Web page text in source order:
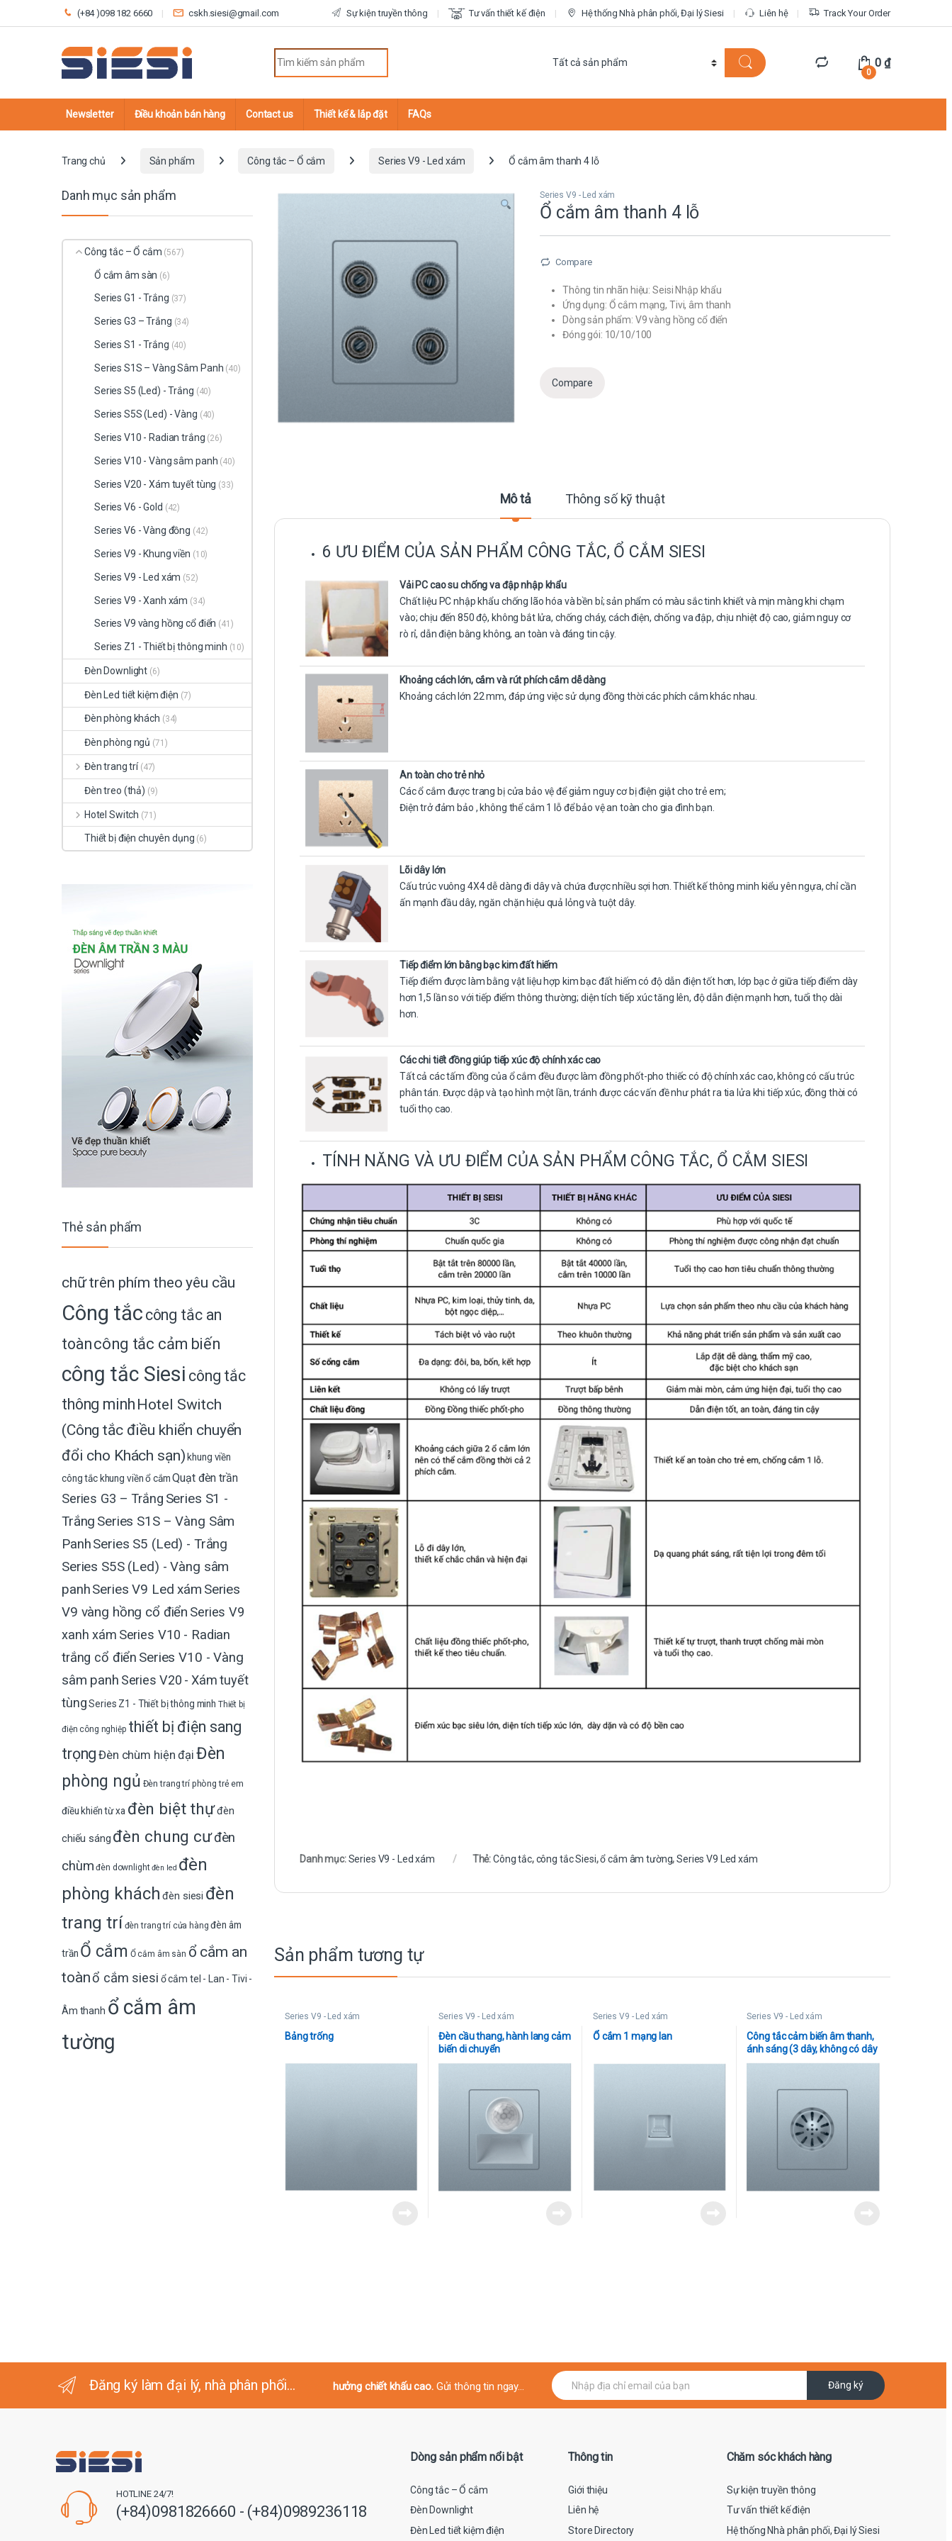
Skip to navigation
Skip to content
(+84 )098 182 6660 cskh.siesi@gmail.com Sự kiện truyền thông Tư vấn thiết kế điện Hệ thống Nhà phân phối, Đại lý Siesi Liên hệ Track Your Order
0
0₫
Newsletter Điều khoản bán hàng Contact us Thiết kế & lắp đặt FAQs
Trang chủ Sản phẩm Công tắc – Ổ cắm Series V9 - Led xám Ổ cắm âm thanh 4 lỗ
Series V9 - Led xám
Ổ cắm âm thanh 4 lỗ
Compare
Thông tin nhãn hiệu: Seisi Nhập khẩu
Ứng dụng: Ổ cắm mạng, Tivi, âm thanh
Dòng sản phẩm: V9 vàng hồng cổ điển
Đóng gói: 10/10/100
Compare
Mô tả Thông số kỹ thuật
6 ƯU ĐIỂM CỦA SẢN PHẨM CÔNG TẮC, Ổ CẮM SIESI
Vải PC cao su chống va đập nhập khẩu
Chất liệu PC nhập khẩu chống lão hóa và bền bỉ; sản phẩm có màu sắc tinh khiết và mịn màng khi chạm
vào; chịu đến 850 độ, không bắt lửa, chống cháy, cách điện, chống va đập, chịu nhiệt độ cao, giảm nguy cơ
rò rỉ, dẫn điện bằng không, an toàn và đáng tin cậy.
Khoảng cách lớn, cắm và rút phích cắm dễ dàng
Khoảng cách lớn 22 mm, đáp ứng việc sử dụng đồng thời các phích cắm khác nhau.
An toàn cho trẻ nhỏ
Các ổ cắm được trang bị cửa bảo vệ để giảm nguy cơ bị điện giật cho trẻ em;
Điện trở đảm bảo , không thể cắm 1 lỗ để bảo vệ an toàn cho gia đình bạn.
Lõi dây lớn
Cấu trúc vuông 4X4 dễ dàng đi dây và chứa được nhiều sợi hơn. Thiết kế thông minh kiểu yên ngựa, chỉ cần
ấn mạnh đầu dây, ngăn chặn hiệu quả lỏng và tuột dây.
Tiếp điểm lớn bằng bạc kim đất hiếm
Tiếp điểm được làm bằng vật liệu hợp kim bạc đất hiếm có độ dẫn điện tốt hơn, lớp bạc ở giữa tiếp điểm dày
hơn 1,5 lần so với tiếp điểm thông thường; diện tích tiếp xúc tăng lên, độ dẫn điện mạnh hơn, tuổi thọ dài
hơn.
Các chi tiết đồng giúp tiếp xúc độ chính xác cao
Tất cả các tấm đồng của ổ cắm đều được làm đồng phốt-pho thiếc có độ chính xác cao, không có cấu trúc
phân tán. Được dập và tạo hình một lần, tránh được các vấn đề như phát ra tia lửa khi tiếp xúc, đồng thời có
tuổi thọ cao.
TÍNH NĂNG VÀ ƯU ĐIỂM CỦA SẢN PHẨM CÔNG TẮC, Ổ CẮM SIESI
Danh mục:Series V9 - Led xám Thẻ:Công tắc,công tắc Siesi,ổ cắm âm tường,Series V9 Led xám
Sản phẩm tương tự
Series V9 - Led xám
Bảng trống
Series V9 - Led xám
Đèn cầu thang, hành lang cảm
biến di chuyển
Series V9 - Led xám
Ổ cắm 1 mạng lan
Series V9 - Led xám
Công tắc cảm biến âm thanh,
ánh sáng (3 dây, không có dây
trung tính)
Danh mục sản phẩm
Công tắc – Ổ cắm (567)
Ổ cắm âm sàn (6)
Series G1 - Trắng (37)
Series G3 – Trắng (34)
Series S1 - Trắng (40)
Series S1S – Vàng Sâm Panh (40)
Series S5 (Led) - Trắng (40)
Series S5S (Led) - Vàng (40)
Series V10 - Radian trắng (26)
Series V10 - Vàng sâm panh (40)
Series V20 - Xám tuyết tùng (33)
Series V6 - Gold (42)
Series V6 - Vàng đồng (42)
Series V9 - Khung viền (10)
Series V9 - Led xám (52)
Series V9 - Xanh xám (34)
Series V9 vàng hồng cổ điển (41)
Series Z1 - Thiết bị thông minh (10)
Đèn Downlight (6)
Đèn Led tiết kiệm điện (7)
Đèn phòng khách (34)
Đèn phòng ngủ (71)
Đèn trang trí (47)
Đèn treo (thả) (9)
Hotel Switch (71)
Thiết bị điện chuyên dụng (6)
Thẻ sản phẩm
chữ trên phím theo yêu cầu
Công tắc công tắc an
toàncông tắc cảm biến
công tắc Siesi công tắc
thông minh Hotel Switch
(Công tắc điều khiển chuyển
đổi cho Khách sạn) khung viền
công tắc khung viền ổ cắm Quạt đèn trần
Series G3 – Trắng Series S1 -
Trắng Series S1S – Vàng Sâm
PanhSeries S5 (Led) - Trắng
Series S5S (Led) - Vàng sâm
panhSeries V9 Led xám Series
V9 vàng hồng cổ điển Series V9
xanh xám Series V10 - Radian
trắng cổ điển Series V10 - Vàng
sâm panh Series V20 - Xám tuyết
tùng Series Z1 - Thiết bị thông minh Thiết bị
điện công nghiệp thiết bị điện sang
trọng Đèn chùm hiện đại Đèn
phòng ngủ Đèn trang trí phòng trẻ em
điều khiển từ xa đèn biệt thựđèn
chiếu sáng đèn chung cưđèn
chùm đèn downlight đèn led đèn
phòng khách đèn siesi đèn
trang trí đèn trang trí cửa hàng đèn âm
trần Ổ cắm Ổ cắm âm sàn ổ cắm an
toànổ cắm siesi ổ cắm tel - Lan - Tivi -
Âm thanh ổ cắm âm
tường
Đăng ký làm đại lý, nhà phân phối... hưởng chiết khấu cao. Gửi thông tin ngay...
E
m
Đăng ký
HOTLINE 24/7!
(+84)0981826660 - (+84)0989236118
Dòng sản phẩm nổi bật
Công tắc – Ổ cắm
Đèn Downlight
Đèn Led tiết kiệm điện
Thông tin
Giới thiệu
Liên hệ
Store Directory
Chăm sóc khách hàng
Sự kiện truyền thông
Tư vấn thiết kế điện
Hệ thống Nhà phân phối, Đại lý Siesi